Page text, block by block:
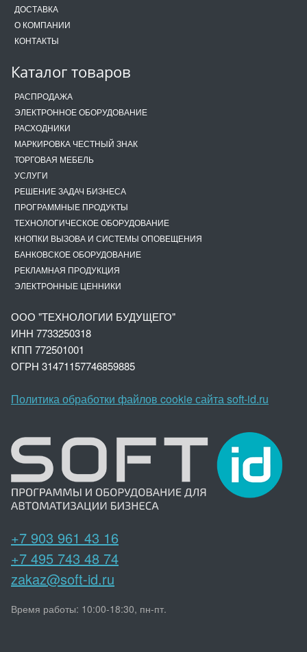
ДОСТАВКА
О КОМПАНИИ
КОНТАКТЫ
Каталог товаров
РАСПРОДАЖА
ЭЛЕКТРОННОЕ ОБОРУДОВАНИЕ
РАСХОДНИКИ
МАРКИРОВКА ЧЕСТНЫЙ ЗНАК
ТОРГОВАЯ МЕБЕЛЬ
УСЛУГИ
РЕШЕНИЕ ЗАДАЧ БИЗНЕСА
ПРОГРАММНЫЕ ПРОДУКТЫ
ТЕХНОЛОГИЧЕСКОЕ ОБОРУДОВАНИЕ
КНОПКИ ВЫЗОВА И СИСТЕМЫ ОПОВЕЩЕНИЯ
БАНКОВСКОЕ ОБОРУДОВАНИЕ
РЕКЛАМНАЯ ПРОДУКЦИЯ
ЭЛЕКТРОННЫЕ ЦЕННИКИ
ООО "ТЕХНОЛОГИИ БУДУЩЕГО"
ИНН 7733250318
КПП 772501001
ОГРН 31471157746859885
Политика обработки файлов cookie сайта soft-id.ru
+7 903 961 43 16
+7 495 743 48 74
zakaz@soft-id.ru
Время работы: 10:00-18:30, пн-пт.